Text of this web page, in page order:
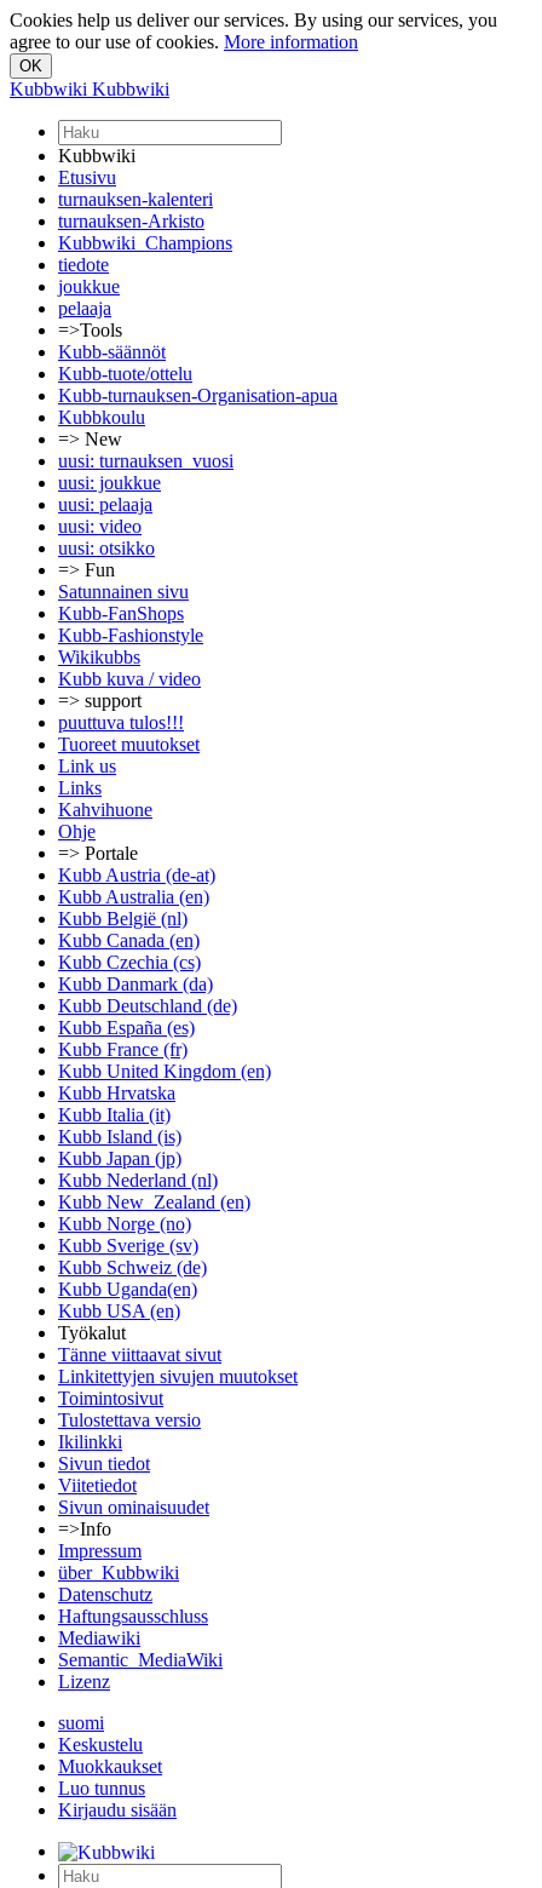
Cookies help us deliver our services. By using our services, you
agree to our use of cookies. More information
Kubbwiki Kubbwiki
Kubbwiki
Etusivu
turnauksen-kalenteri
turnauksen-Arkisto
Kubbwiki_Champions
tiedote
joukkue
pelaaja
=>Tools
Kubb-säännöt
Kubb-tuote/ottelu
Kubb-turnauksen-Organisation-apua
Kubbkoulu
=> New
uusi: turnauksen_vuosi
uusi: joukkue
uusi: pelaaja
uusi: video
uusi: otsikko
=> Fun
Satunnainen sivu
Kubb-FanShops
Kubb-Fashionstyle
Wikikubbs
Kubb kuva / video
=> support
puuttuva tulos!!!
Tuoreet muutokset
Link us
Links
Kahvihuone
Ohje
=> Portale
Kubb Austria (de-at)
Kubb Australia (en)
Kubb België (nl)
Kubb Canada (en)
Kubb Czechia (cs)
Kubb Danmark (da)
Kubb Deutschland (de)
Kubb España (es)
Kubb France (fr)
Kubb United Kingdom (en)
Kubb Hrvatska
Kubb Italia (it)
Kubb Island (is)
Kubb Japan (jp)
Kubb Nederland (nl)
Kubb New_Zealand (en)
Kubb Norge (no)
Kubb Sverige (sv)
Kubb Schweiz (de)
Kubb Uganda(en)
Kubb USA (en)
Työkalut
Tänne viittaavat sivut
Linkitettyjen sivujen muutokset
Toimintosivut
Tulostettava versio
Ikilinkki
Sivun tiedot
Viitetiedot
Sivun ominaisuudet
=>Info
Impressum
über_Kubbwiki
Datenschutz
Haftungsausschluss
Mediawiki
Semantic_MediaWiki
Lizenz
suomi
Keskustelu
Muokkaukset
Luo tunnus
Kirjaudu sisään